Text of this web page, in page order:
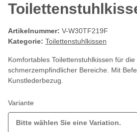
Artikelnummer: V-W30TF219F
Kategorie: Toilettenstuhlkissen
Komfortables Toilettenstuhlkissen für die
schmerzempfindlicher Bereiche. Mit
Kunstlederbezug.
Variante
Bitte wählen Sie eine Variation.